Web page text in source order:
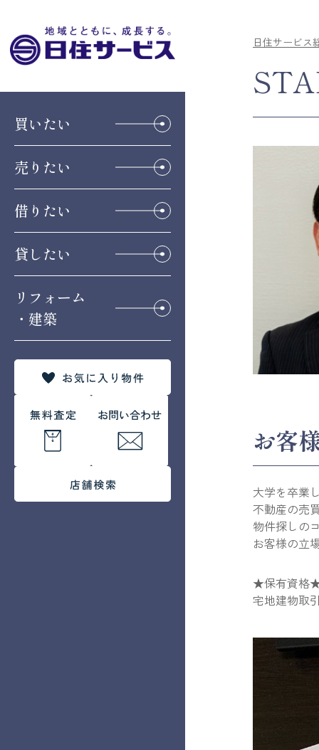
買いたい
売りたい
借りたい
貸したい
リフォーム
・建築
日住サービス
お客
大学を卒業
不動産の売
物件探しの
お客様の立
★保有資格
宅地建物取